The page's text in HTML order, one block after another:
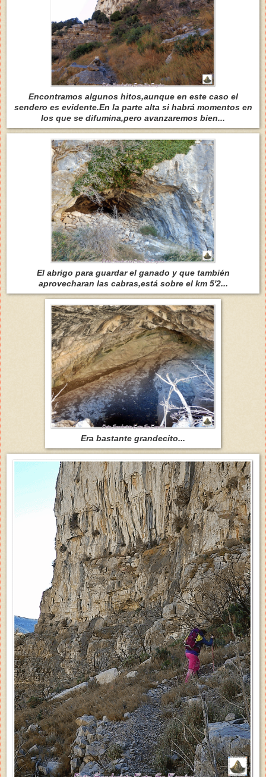
Encontramos algunos hitos,aunque en este caso el
sendero es evidente.En la parte alta si habrá momentos en
los que se difumina,pero avanzaremos bien...
El abrigo para guardar el ganado y que también
aprovecharan las cabras,está sobre el km 5'2...
Era bastante grandecito...